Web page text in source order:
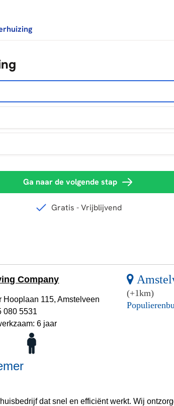
Company
Hooplaan 115, Amstelveen
080 5531
6 jaar
(+1km)
dat snel en efficiënt werkt. Wij